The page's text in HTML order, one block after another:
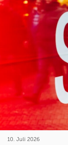
10. Juli 2026